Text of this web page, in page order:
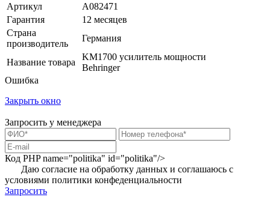
Артикул
A082471
Гарантия
12 месяцев
Страна
производитель
Германия
Название товара
KM1700 усилитель мощности
Behringer
Ошибка
Закрыть окно
Запросить у менеджера
Код PHPname="politika" id="politika"/>
Даю согласие на обработку данных и соглашаюсь с
условиями политики конфеденциальности
Запросить